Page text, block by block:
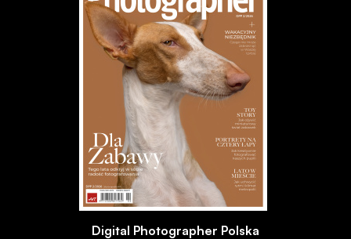
Digital Photographer Polska